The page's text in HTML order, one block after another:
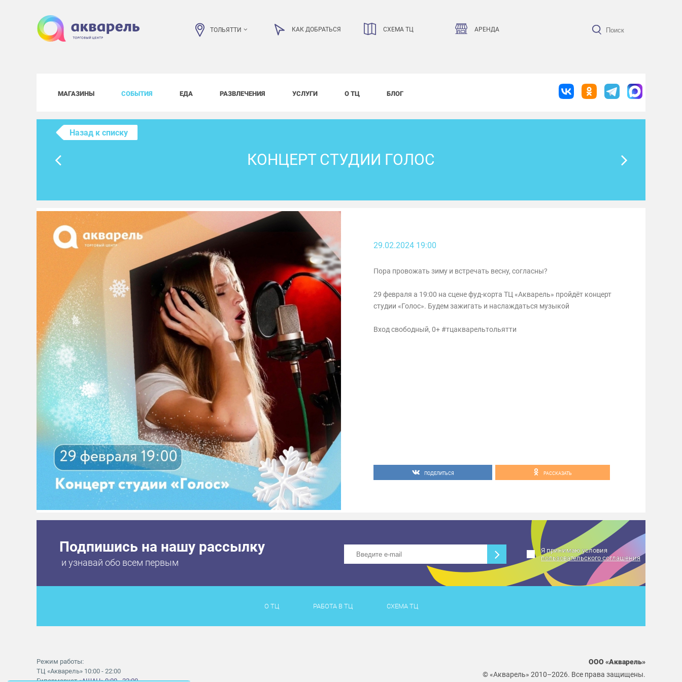
ТОЛЬЯТТИ КАК ДОБРАТЬСЯ СХЕМА ТЦ АРЕНДА
МАГАЗИНЫ СОБЫТИЯ ЕДА РАЗВЛЕЧЕНИЯ УСЛУГИ О ТЦ БЛОГ
Назад к списку
КОНЦЕРТ СТУДИИ ГОЛОС
29.02.2024 19:00
Пора провожать зиму и встречать весну, согласны?
29 февраля а 19:00 на сцене фуд-корта ТЦ «Акварель» пройдёт концерт
студии «Голос». Будем зажигать и наслаждаться музыкой
Вход свободный, 0+ #тцакварельтольятти
ПОДЕЛИТЬСЯ РАССКАЗАТЬ
Подпишись на нашу рассылку
и узнавай обо всем первым
Я принимаю условия
пользовательского соглашения
О ТЦ РАБОТА В ТЦ СХЕМА ТЦ
Режим работы:
ТЦ «Акварель» 10:00 - 22:00
ООО «Акварель»
© «Акварель» 2010–2026. Все права защищены.